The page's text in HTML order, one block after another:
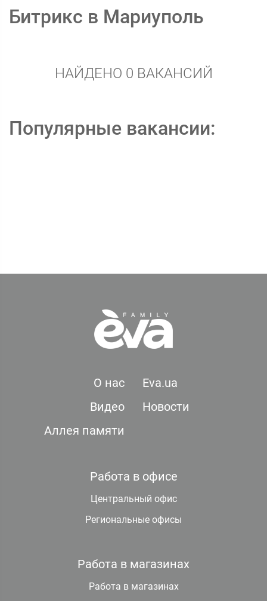
Битрикс в Мариуполь
НАЙДЕНО 0 ВАКАНСИЙ
Популярные вакансии:
О нас
Eva.ua
Видео
Новости
Аллея памяти
Работа в офисе
Центральный офис
Региональные офисы
Работа в магазинах
Работа в магазинах